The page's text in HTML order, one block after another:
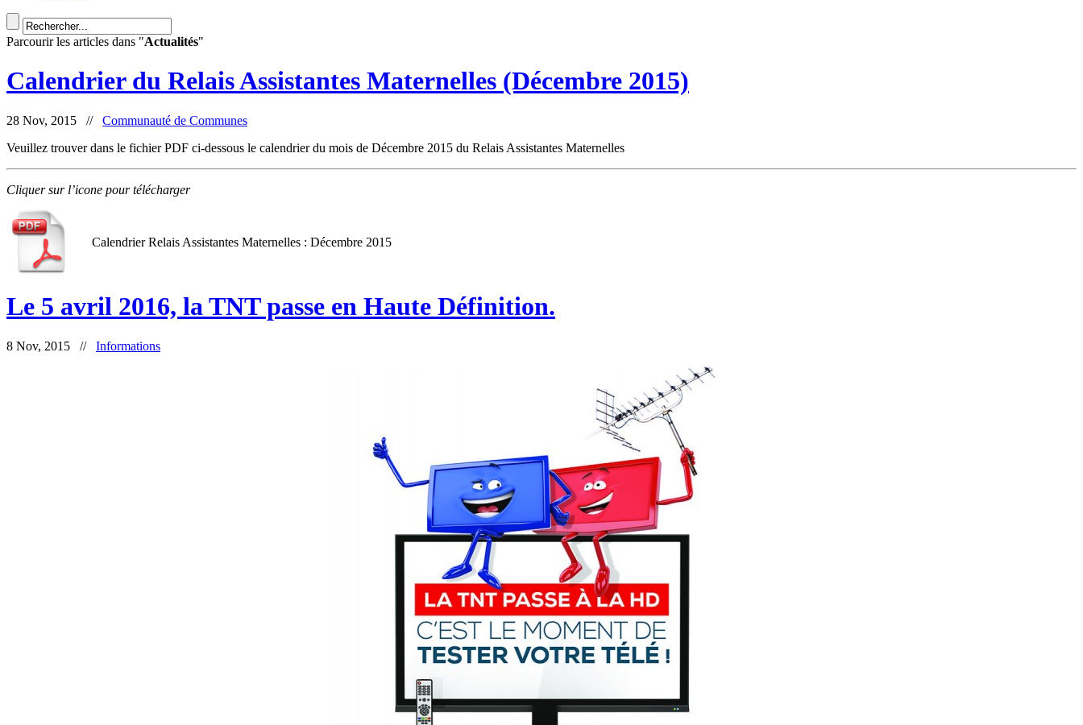
Parcourir les articles dans "Actualités"
Calendrier du Relais Assistantes Maternelles (Décembre 2015)
28 Nov, 2015 // Communauté de Communes
Veuillez trouver dans le fichier PDF ci-dessous le calendrier du mois de Décembre 2015 du Relais Assistantes Maternelles
Cliquer sur l’icone pour télécharger
Calendrier Relais Assistantes Maternelles : Décembre 2015
Le 5 avril 2016, la TNT passe en Haute Définition.
8 Nov, 2015 // Informations